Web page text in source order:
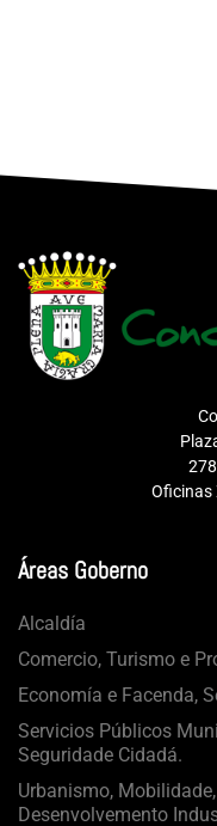
Oficinas
Áreas Goberno
Alcaldía
Comercio, Turismo e
Economía e Facenda,
Servicios Públicos
Seguridade Cidadá.
Urbanismo,
Desenvolvemento